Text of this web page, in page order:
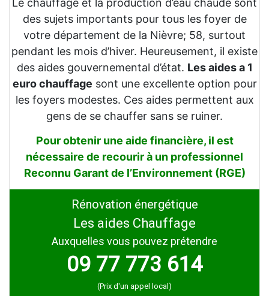
Le chauffage et la production d’eau chaude sont
des sujets importants pour tous les foyer de
votre département de la Nièvre; 58, surtout
pendant les mois d’hiver. Heureusement, il existe
des aides gouvernemental d’état. Les aides a 1
euro chauffage sont une excellente option pour
les foyers modestes. Ces aides permettent aux
gens de se chauffer sans se ruiner.
Pour obtenir une aide financière, il est
nécessaire de recourir à un professionnel
Reconnu Garant de l’Environnement (RGE)
Rénovation énergétique
Les aides Chauffage
Auxquelles vous pouvez prétendre
09 77 773 614
(Prix d'un appel local)